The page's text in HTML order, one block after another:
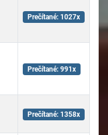
Prečítané: 1027x
Prečítané: 991x
Prečítané: 1358x